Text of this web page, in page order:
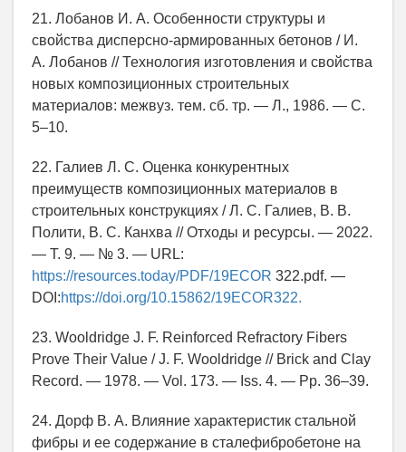
21. Лобанов И. А. Особенности структуры и
свойства дисперсно-армированных бетонов / И.
А. Лобанов // Технология изготовления и свойства
новых композиционных строительных
материалов: межвуз. тем. сб. тр. — Л., 1986. — С.
5–10.
22. Галиев Л. С. Оценка конкурентных
преимуществ композиционных материалов в
строительных конструкциях / Л. С. Галиев, В. В.
Полити, В. С. Канхва // Отходы и ресурсы. — 2022.
— Т. 9. — № 3. — URL:
https://resources.today/PDF/19ECOR 322.pdf. —
DOI:https://doi.org/10.15862/19ECOR322.
23. Wooldridge J. F. Reinforced Refractory Fibers
Prove Their Value / J. F. Wooldridge // Brick and Clay
Record. — 1978. — Vol. 173. — Iss. 4. — Pp. 36–39.
24. Дорф В. А. Влияние характеристик стальной
фибры и ее содержание в сталефибробетоне на